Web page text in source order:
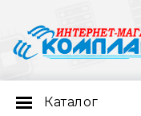
Каталог